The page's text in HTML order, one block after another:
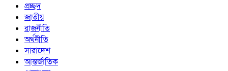
প্রচ্ছদ
জাতীয়
রাজনীতি
অর্থনীতি
সারাদেশ
আন্তর্জাতিক